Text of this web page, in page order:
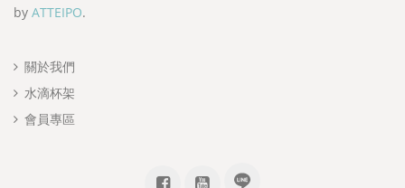
by ATTEIPO.
關於我們
水滴杯架
會員專區